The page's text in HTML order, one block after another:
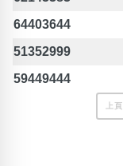
64403644
51352999
59449444
上頁